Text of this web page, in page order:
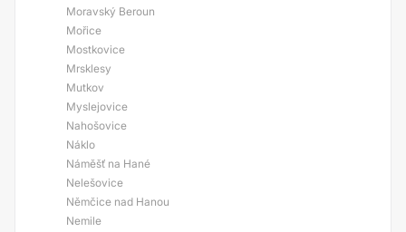
Moravský Beroun
Mořice
Mostkovice
Mrsklesy
Mutkov
Myslejovice
Nahošovice
Náklo
Náměšť na Hané
Nelešovice
Němčice nad Hanou
Nemile